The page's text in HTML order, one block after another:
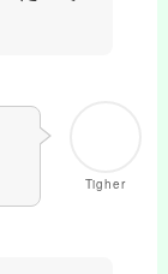
Tigher